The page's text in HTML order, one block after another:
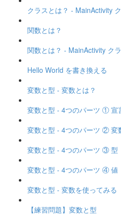
クラスとは？ - MainActivity
関数とは？
関数とは？ - MainActivity ク
Hello World を書き換える
変数と型 - 変数とは？
変数と型 - 4つのパーツ ① 宣
変数と型 - 4つのパーツ ② 変
変数と型 - 4つのパーツ ③ 型
変数と型 - 4つのパーツ ④ 値
変数と型 - 変数を使ってみる
【練習問題】変数と型